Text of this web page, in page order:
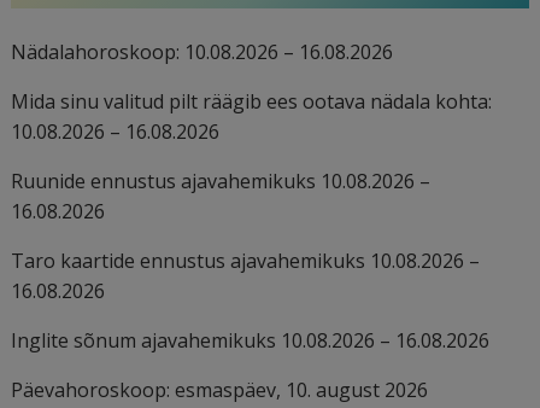
Nädalahoroskoop: 10.08.2026 – 16.08.2026
Mida sinu valitud pilt räägib ees ootava nädala kohta:
10.08.2026 – 16.08.2026
Ruunide ennustus ajavahemikuks 10.08.2026 –
16.08.2026
Taro kaartide ennustus ajavahemikuks 10.08.2026 –
16.08.2026
Inglite sõnum ajavahemikuks 10.08.2026 – 16.08.2026
Päevahoroskoop: esmaspäev, 10. august 2026